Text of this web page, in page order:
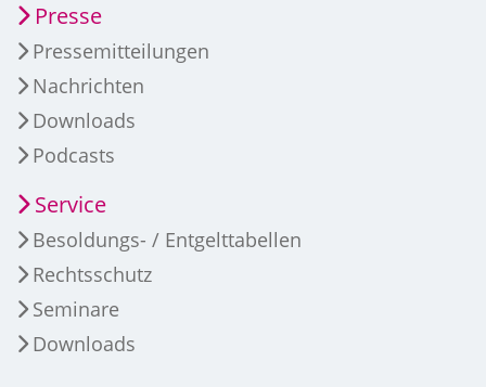
Presse
Pressemitteilungen
Nachrichten
Downloads
Podcasts
Service
Besoldungs- / Entgelttabellen
Rechtsschutz
Seminare
Downloads